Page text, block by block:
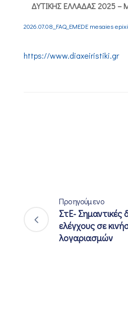
ΔΥΤΙΚΗΣ ΕΛΛΑΔΑΣ 2025 –
2026.07.08_FAQ_EMEDE mesaies
https://www.diaxeiristiki.gr
Προηγούμενο
ΣτΕ- Σημαντικές
ελέγχους σε
λογαριασμών